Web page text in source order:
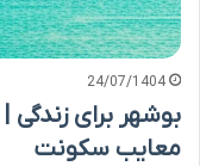
24/07/1404
بوشهر برای زندگی
معایب سکونت